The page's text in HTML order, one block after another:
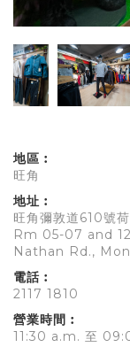
地區︰
旺角
地址︰
旺角彌敦道610號
Rm 05-07 and
Nathan Rd.,
電話︰
2117 1810
營業時間︰
11:30 a.m. 至